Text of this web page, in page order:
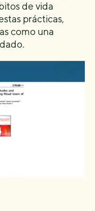
de vida
prácticas,
como una